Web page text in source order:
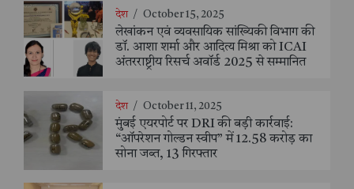
देश / October 15, 2025
लेखांकन एवं व्यवसायिक सांख्यिकी विभाग की
डॉ. आशा शर्मा और आदित्य मिश्रा को ICAI
अंतरराष्ट्रीय रिसर्च अवॉर्ड 2025 से सम्मानित
देश / October 11, 2025
मुंबई एयरपोर्ट पर DRI की बड़ी कार्रवाई:
“ऑपरेशन गोल्डन स्वीप” में 12.58 करोड़ का
सोना जब्त, 13 गिरफ्तार